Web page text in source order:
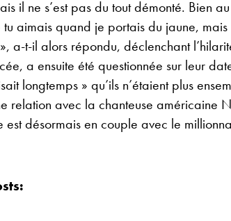
il ne s’est pas du tout démonté. Bien
tu aimais quand je portais du jaune,
a-t-il alors répondu, déclenchant
a ensuite été questionnée sur leur
longtemps » qu’ils n’étaient plus
relation avec la chanteuse américaine
est désormais en couple avec le